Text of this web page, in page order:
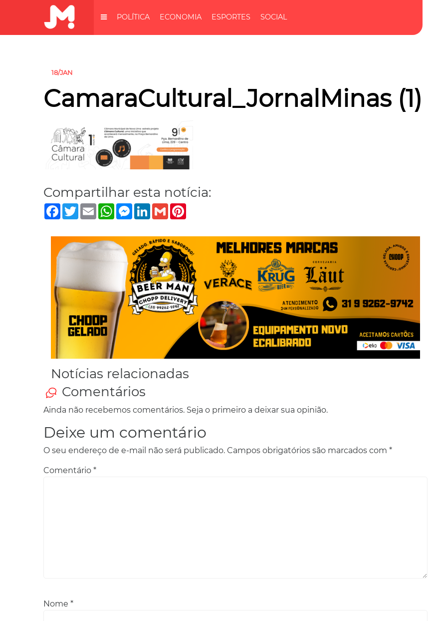
POLÍTICA ECONOMIA ESPORTES SOCIAL
18/JAN
CamaraCultural_JornalMinas (1)
Compartilhar esta notícia:
Facebook
TwitterEmailWhatsApp
Messenger
LinkedIn
Gmail
Notícias relacionadas
Comentários
Ainda não recebemos comentários. Seja o primeiro a deixar sua opinião.
Deixe um comentário
O seu endereço de e-mail não será publicado. Campos obrigatórios são marcados com *
Comentário *
Nome *